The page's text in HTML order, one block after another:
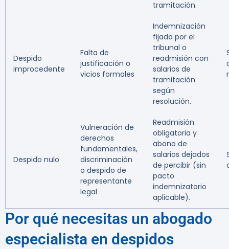
tramitación.
Despido
improcedente
Falta de
justificación o
vicios formales
Indemnización
fijada por el
tribunal o
readmisión con
salarios de
tramitación
según
resolución.
Despido nulo
Vulneración de
derechos
fundamentales,
discriminación
o despido de
representante
legal
Readmisión
obligatoria y
abono de
salarios dejados
de percibir (sin
pacto
indemnizatorio
aplicable).
Por qué necesitas un abogado
especialista en despidos